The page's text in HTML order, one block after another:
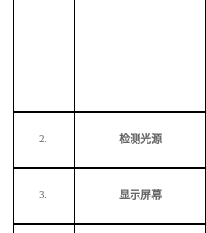
2. 检测光源
3. 显示屏幕